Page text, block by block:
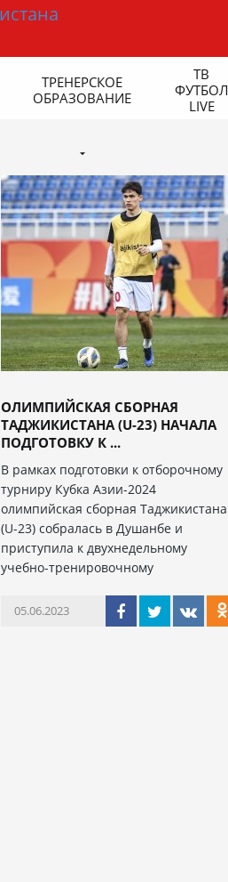
ТРЕНЕРСКОЕ
ОБРАЗОВАНИЕ
ТВ
ФУТБОЛ
LIVE
ОЛИМПИЙСКАЯ СБОРНАЯ
ТАДЖИКИСТАНА (U-23) НАЧАЛА
ПОДГОТОВКУ К ...
В рамках подготовки к отборочному
турниру Кубка Азии-2024
олимпийская сборная Таджикистана
(U-23) собралась в Душанбе и
приступила к двухнедельному
учебно-тренировочному
05.06.2023